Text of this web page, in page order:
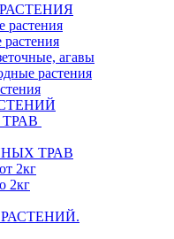
растения
агавы
растения
ТРАВ
2кг
2кг